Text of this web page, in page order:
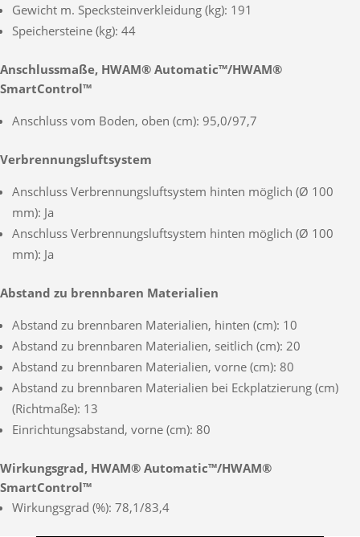
Gewicht m. Specksteinverkleidung (kg): 191
Speichersteine (kg): 44
Anschlussmaße, HWAM® Automatic™/HWAM®
SmartControl™
Anschluss vom Boden, oben (cm): 95,0/97,7
Verbrennungsluftsystem
Anschluss Verbrennungsluftsystem hinten möglich (Ø 100
mm): Ja
Anschluss Verbrennungsluftsystem hinten möglich (Ø 100
mm): Ja
Abstand zu brennbaren Materialien
Abstand zu brennbaren Materialien, hinten (cm): 10
Abstand zu brennbaren Materialien, seitlich (cm): 20
Abstand zu brennbaren Materialien, vorne (cm): 80
Abstand zu brennbaren Materialien bei Eckplatzierung (cm)
(Richtmaße): 13
Einrichtungsabstand, vorne (cm): 80
Wirkungsgrad, HWAM® Automatic™/HWAM®
SmartControl™
Wirkungsgrad (%): 78,1/83,4